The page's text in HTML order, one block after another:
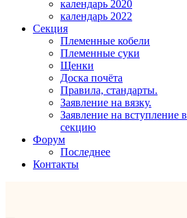
календарь 2020
календарь 2022
Секция
Племенные кобели
Племенные суки
Щенки
Доска почёта
Правила, стандарты.
Заявление на вязку.
Заявление на вступление в
секцию
Форум
Последнее
Контакты